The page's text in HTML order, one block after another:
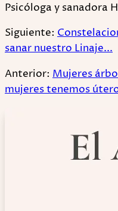
Psicóloga y sanadora
Siguiente:
sanar nuestro Linaje...
Anterior: Mujeres
mujeres tenemos